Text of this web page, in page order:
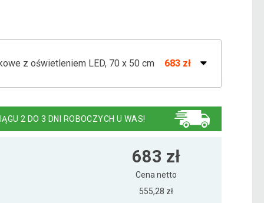
z oświetleniem LED, 70 x 50 cm 683 zł
z oświetleniem LED, 90 x 70 cm
2 DO 3 DNI ROBOCZYCH U WAS!
683 zł
Cena netto
555,28 zł